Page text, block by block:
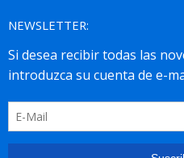
NEWSLETTER: